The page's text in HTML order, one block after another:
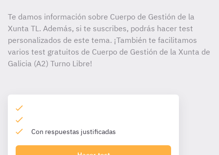
Te damos información sobre Cuerpo de Gestión de la
Xunta TL. Además, si te suscribes, podrás hacer test
personalizados de este tema. ¡También te facilitamos
varios test gratuitos de Cuerpo de Gestión de la Xunta de
Galicia (A2) Turno Libre!
Con respuestas justificadas